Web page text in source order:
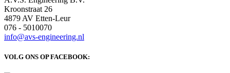
Kroonstraat 26
4879 AV Etten-Leur
076 - 5010070
info@avs-engineering.nl
VOLG ONS OP FACEBOOK: